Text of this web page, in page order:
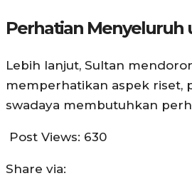
Perhatian Menyeluruh
Lebih lanjut, Sultan
memperhatikan aspek riset,
swadaya membutuhkan
Post Views: 630
Share via: